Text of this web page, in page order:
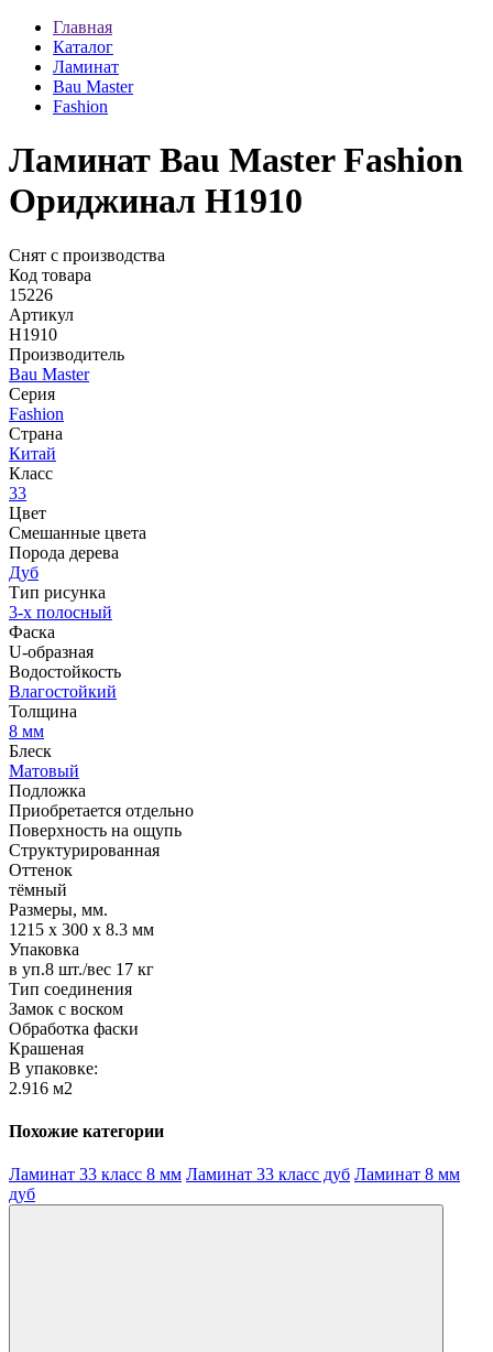
Главная
Каталог
Ламинат
Bau Master
Fashion
Ламинат Bau Master Fashion
Ориджинал H1910
Снят с производства
Код товара
15226
Артикул
H1910
Производитель
Bau Master
Серия
Fashion
Страна
Китай
Класс
33
Цвет
Смешанные цвета
Порода дерева
Дуб
Тип рисунка
3-х полосный
Фаска
U-образная
Водостойкость
Влагостойкий
Толщина
8 мм
Блеск
Матовый
Подложка
Приобретается отдельно
Поверхность на ощупь
Структурированная
Оттенок
тёмный
Размеры, мм.
1215 х 300 х 8.3 мм
Упаковка
в уп.8 шт./вес 17 кг
Тип соединения
Замок с воском
Обработка фаски
Крашеная
В упаковке:
2.916 м2
Похожие категории
Ламинат 33 класс 8 мм Ламинат 33 класс дуб Ламинат 8 мм
дуб